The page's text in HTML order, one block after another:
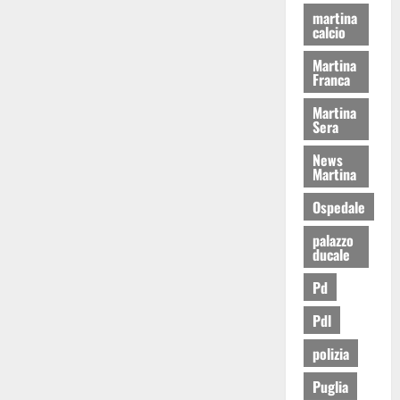
martina
calcio
Martina
Franca
Martina
Sera
News
Martina
Ospedale
palazzo
ducale
Pd
Pdl
polizia
Puglia